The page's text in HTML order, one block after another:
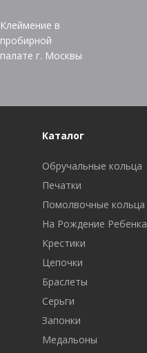
Клеймение в
пробирной
палате г. Москвы
Каталог
Обручальные кольца
Печатки
Помолвочные кольца
На Рождение Ребенка
Крестики
Цепочки
Браслеты
Серьги
Запонки
Медальоны